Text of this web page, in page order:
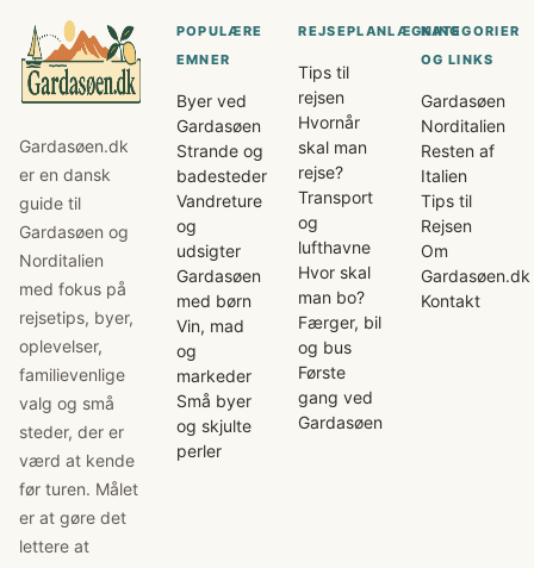
Gardasøen.dk
er en dansk
guide til
Gardasøen og
Norditalien
med fokus på
rejsetips, byer,
oplevelser,
familievenlige
valg og små
steder, der er
værd at kende
før turen. Målet
er at gøre det
lettere at
POPULÆRE
EMNER
Byer ved
Gardasøen
Strande og
badesteder
Vandreture
og
udsigter
Gardasøen
med børn
Vin, mad
og
markeder
Små byer
og skjulte
perler
REJSEPLANLÆGNING
Tips til
rejsen
Hvornår
skal man
rejse?
Transport
og
lufthavne
Hvor skal
man bo?
Færger, bil
og bus
Første
gang ved
Gardasøen
KATEGORIER
OG LINKS
Gardasøen
Norditalien
Resten af
Italien
Tips til
Rejsen
Om
Gardasøen.dk
Kontakt